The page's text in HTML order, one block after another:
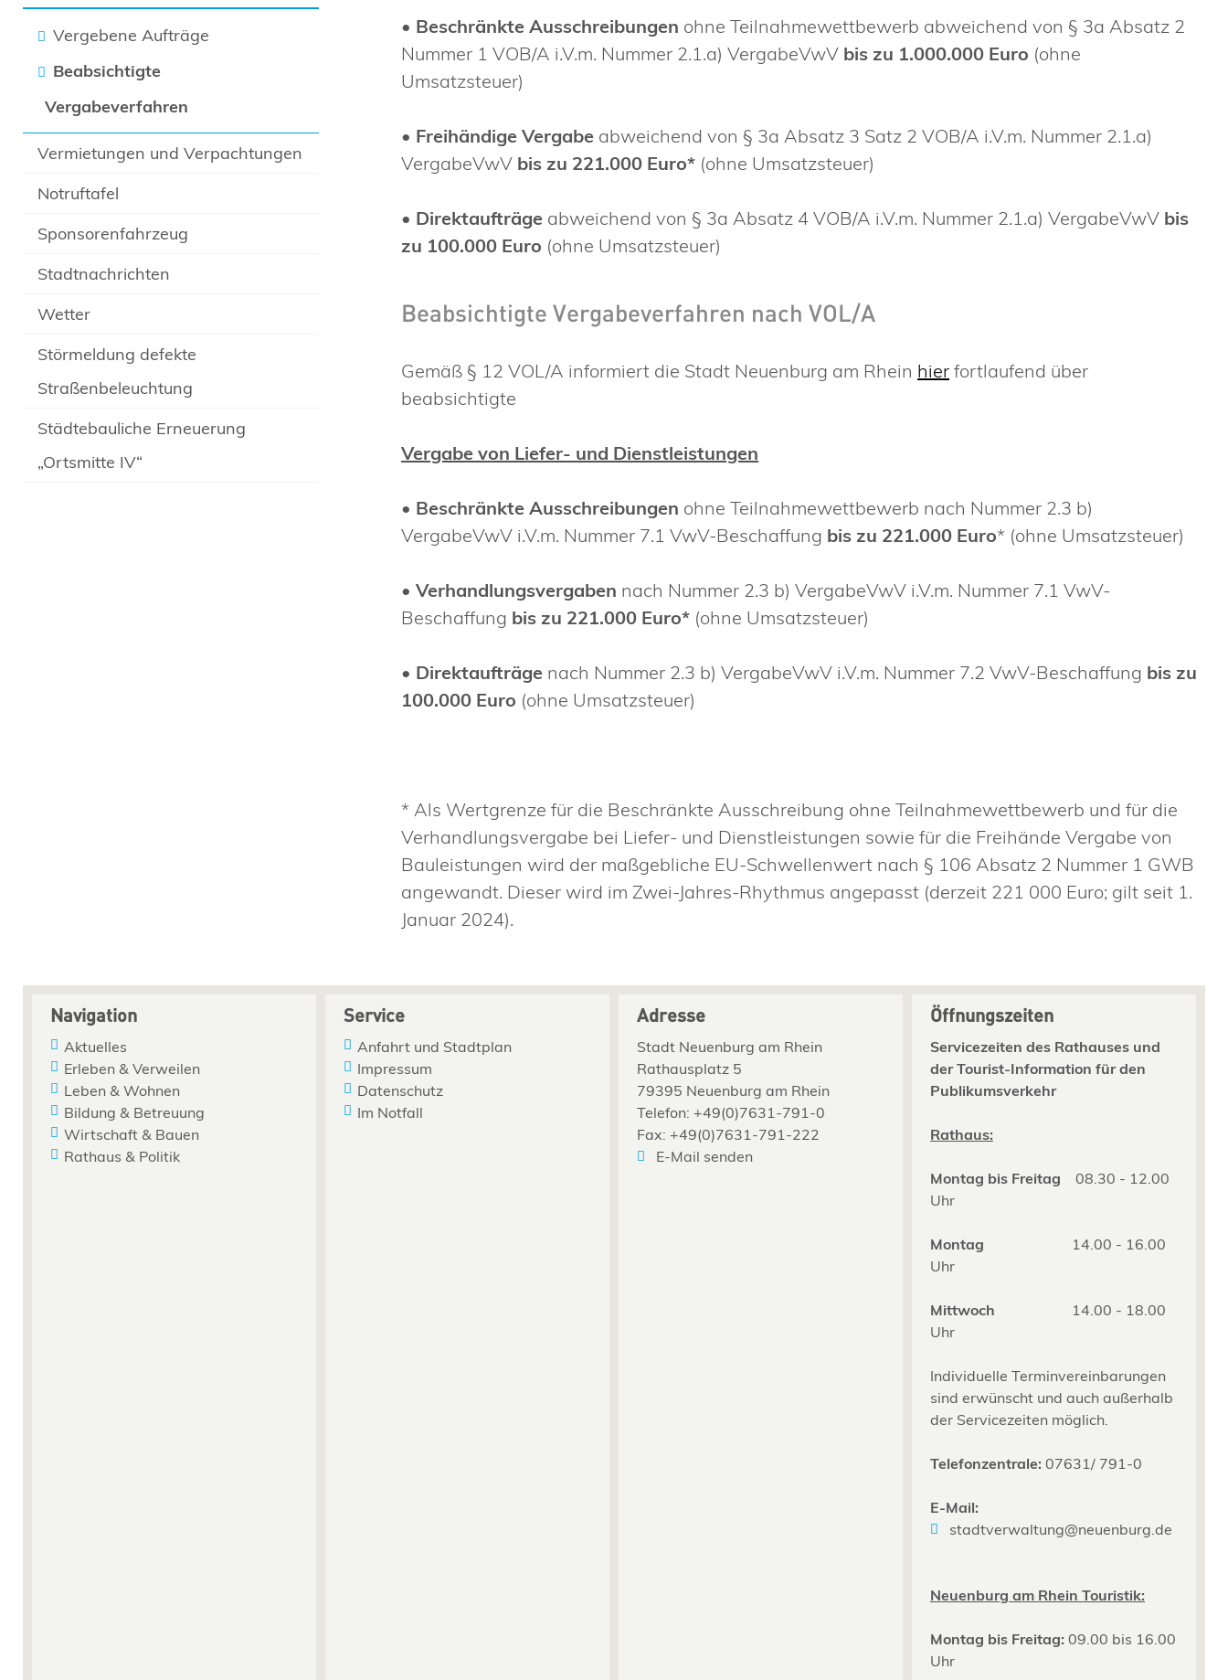
Vergebene Aufträge
Beabsichtigte
Vergabeverfahren
Vermietungen und Verpachtungen
Notruftafel
Sponsorenfahrzeug
Stadtnachrichten
Wetter
Störmeldung defekte
Straßenbeleuchtung
Städtebauliche Erneuerung
„Ortsmitte IV“
• Beschränkte Ausschreibungen ohne Teilnahmewettbewerb abweichend von § 3a Absatz 2
Nummer 1 VOB/A i.V.m. Nummer 2.1.a) VergabeVwV bis zu 1.000.000 Euro (ohne
Umsatzsteuer)
• Freihändige Vergabe abweichend von § 3a Absatz 3 Satz 2 VOB/A i.V.m. Nummer 2.1.a)
VergabeVwV bis zu 221.000 Euro* (ohne Umsatzsteuer)
• Direktaufträge abweichend von § 3a Absatz 4 VOB/A i.V.m. Nummer 2.1.a) VergabeVwV bis
zu 100.000 Euro (ohne Umsatzsteuer)
Beabsichtigte Vergabeverfahren nach VOL/A
Gemäß § 12 VOL/A informiert die Stadt Neuenburg am Rhein hier fortlaufend über
beabsichtigte
Vergabe von Liefer- und Dienstleistungen
• Beschränkte Ausschreibungen ohne Teilnahmewettbewerb nach Nummer 2.3 b)
VergabeVwV i.V.m. Nummer 7.1 VwV-Beschaffung bis zu 221.000 Euro* (ohne Umsatzsteuer)
•Verhandlungsvergaben nach Nummer 2.3 b) VergabeVwV i.V.m. Nummer 7.1 VwV-
Beschaffung bis zu 221.000 Euro* (ohne Umsatzsteuer)
• Direktaufträge nach Nummer 2.3 b) VergabeVwV i.V.m. Nummer 7.2 VwV-Beschaffung bis zu
100.000 Euro (ohne Umsatzsteuer)
* Als Wertgrenze für die Beschränkte Ausschreibung ohne Teilnahmewettbewerb und für die
Verhandlungsvergabe bei Liefer- und Dienstleistungen sowie für die Freihände Vergabe von
Bauleistungen wird der maßgebliche EU-Schwellenwert nach § 106 Absatz 2 Nummer 1 GWB
angewandt. Dieser wird im Zwei-Jahres-Rhythmus angepasst (derzeit 221 000 Euro; gilt seit 1.
Januar 2024).
Navigation
Aktuelles
Erleben & Verweilen
Leben & Wohnen
Bildung & Betreuung
Wirtschaft & Bauen
Rathaus & Politik
Service
Anfahrt und Stadtplan
Impressum
Datenschutz
Im Notfall
Adresse
Stadt Neuenburg am Rhein
Rathausplatz 5
79395 Neuenburg am Rhein
Telefon: +49(0)7631-791-0
Fax: +49(0)7631-791-222
E-Mail senden
Öffnungszeiten
Servicezeiten des Rathauses und
der Tourist-Information für den
Publikumsverkehr
Rathaus:
Montag bis Freitag 08.30 - 12.00
Uhr
Montag
14.00 - 16.00
Uhr
Mittwoch
14.00 - 18.00
Uhr
Individuelle Terminvereinbarungen
sind erwünscht und auch außerhalb
der Servicezeiten möglich.
Telefonzentrale: 07631/ 791-0
E-Mail:
stadtverwaltung@neuenburg.de
Neuenburg am Rhein Touristik:
Montag bis Freitag: 09.00 bis 16.00
Uhr